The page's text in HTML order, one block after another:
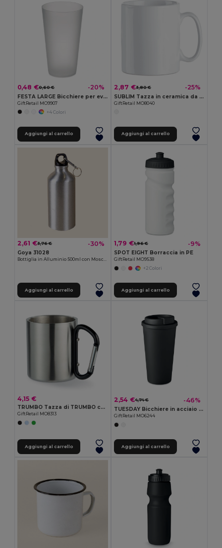
0,48 €0,60 € -20%
FESTA LARGE Bicchiere per eventi 500ml
GiftRetail MO9907
+4 Colori
Aggiungi al carrello
2,87 €3,80 € -25%
SUBLIM Tazza in ceramica da 300 ml
GiftRetail MO8040
Aggiungi al carrello
2,61 €3,76 € -30%
Goya 31028
Bottiglia in Alluminio 500ml con Moschettone
Aggiungi al carrello
1,79 €1,96 € -9%
SPOT EIGHT Borraccia in PE
GiftRetail MO9538
+2 Colori
Aggiungi al carrello
4,15 €
TRUMBO Tazza di TRUMBO con manico a moschettone
GiftRetail MO8313
Aggiungi al carrello
2,54 €4,74 € -46%
TUESDAY Bicchiere in acciaio in PP
GiftRetail MO6244
Aggiungi al carrello